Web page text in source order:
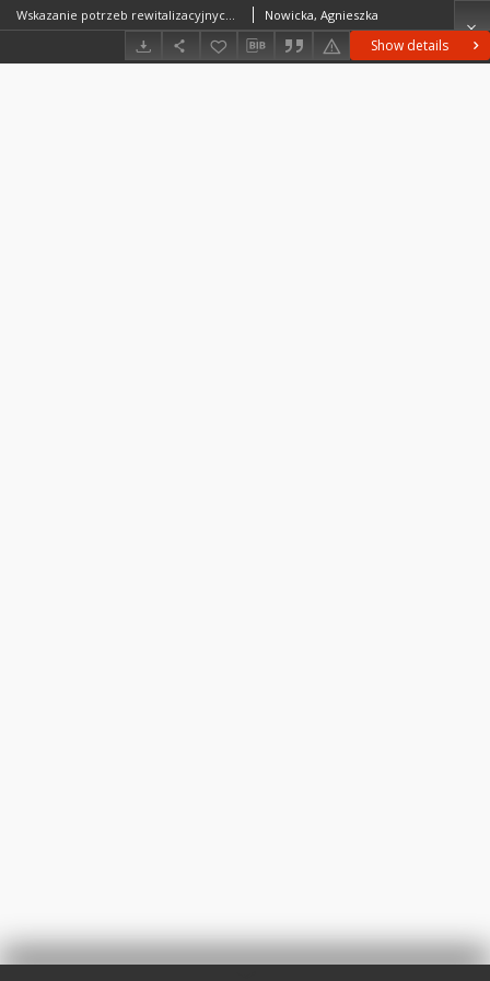
Show details
Wskazanie potrzeb rewitalizacyjnych oraz analiza przeprowadzonych dotychczas działań mających na celu rewitalizację wsi Mstów = Identification of revitalization needs and analysis of conducted revitalization activities in Mstów village Nowicka, Agnieszka